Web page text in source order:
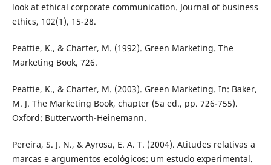
look at ethical corporate communication. Journal of business
ethics, 102(1), 15-28.
Peattie, K., & Charter, M. (1992). Green Marketing. The
Marketing Book, 726.
Peattie, K., & Charter, M. (2003). Green Marketing. In: Baker,
M. J. The Marketing Book, chapter (5a ed., pp. 726-755).
Oxford: Butterworth-Heinemann.
Pereira, S. J. N., & Ayrosa, E. A. T. (2004). Atitudes relativas a
marcas e argumentos ecológicos: um estudo experimental.